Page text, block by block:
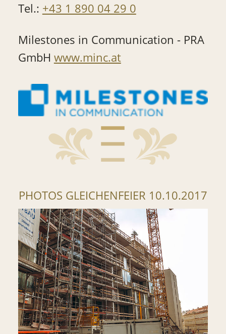
Tel.: +43 1 890 04 29 0
Milestones in Communication - PRA
GmbH www.minc.at
PHOTOS GLEICHENFEIER 10.10.2017